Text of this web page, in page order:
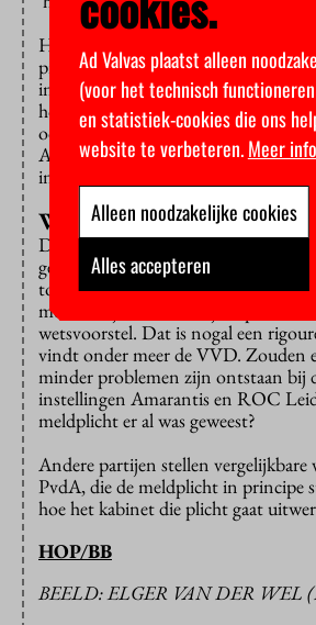
Het
problemen in het onderwijsbestuur,
instellingen die bankroet raakten en
hogescholen die hun onderwijs
ook de recente bezetting aan de
Amsterdam en de roep om
invloed op.
Wanbestuur
De overheid zou graag eerder willen
geval van wanbestuur. Daarom
toezicht verplicht moeten worden om
melden bij de Onderwijsinspectie,
wetsvoorstel. Dat is nogal een
vindt onder meer de VVD. Zouden
minder problemen zijn ontstaan bij
instellingen Amarantis en ROC
meldplicht er al was geweest?
Andere partijen stellen vergelijkbare
PvdA, die de meldplicht in principe
hoe het kabinet die plicht gaat
HOP/BB
BEELD: ELGER VAN DER WEL
Ad Valvas plaatst alleen
(voor het technisch
en statistiek-cookies die ons
website te verbeteren.Meer
Alleen noodzakelijke cookies
Alles accepteren